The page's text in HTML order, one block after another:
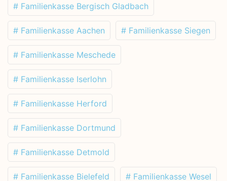
# Familienkasse Bergisch Gladbach
# Familienkasse Aachen # Familienkasse Siegen
# Familienkasse Meschede
# Familienkasse Iserlohn
# Familienkasse Herford
# Familienkasse Dortmund
# Familienkasse Detmold
# Familienkasse Bielefeld # Familienkasse Wesel